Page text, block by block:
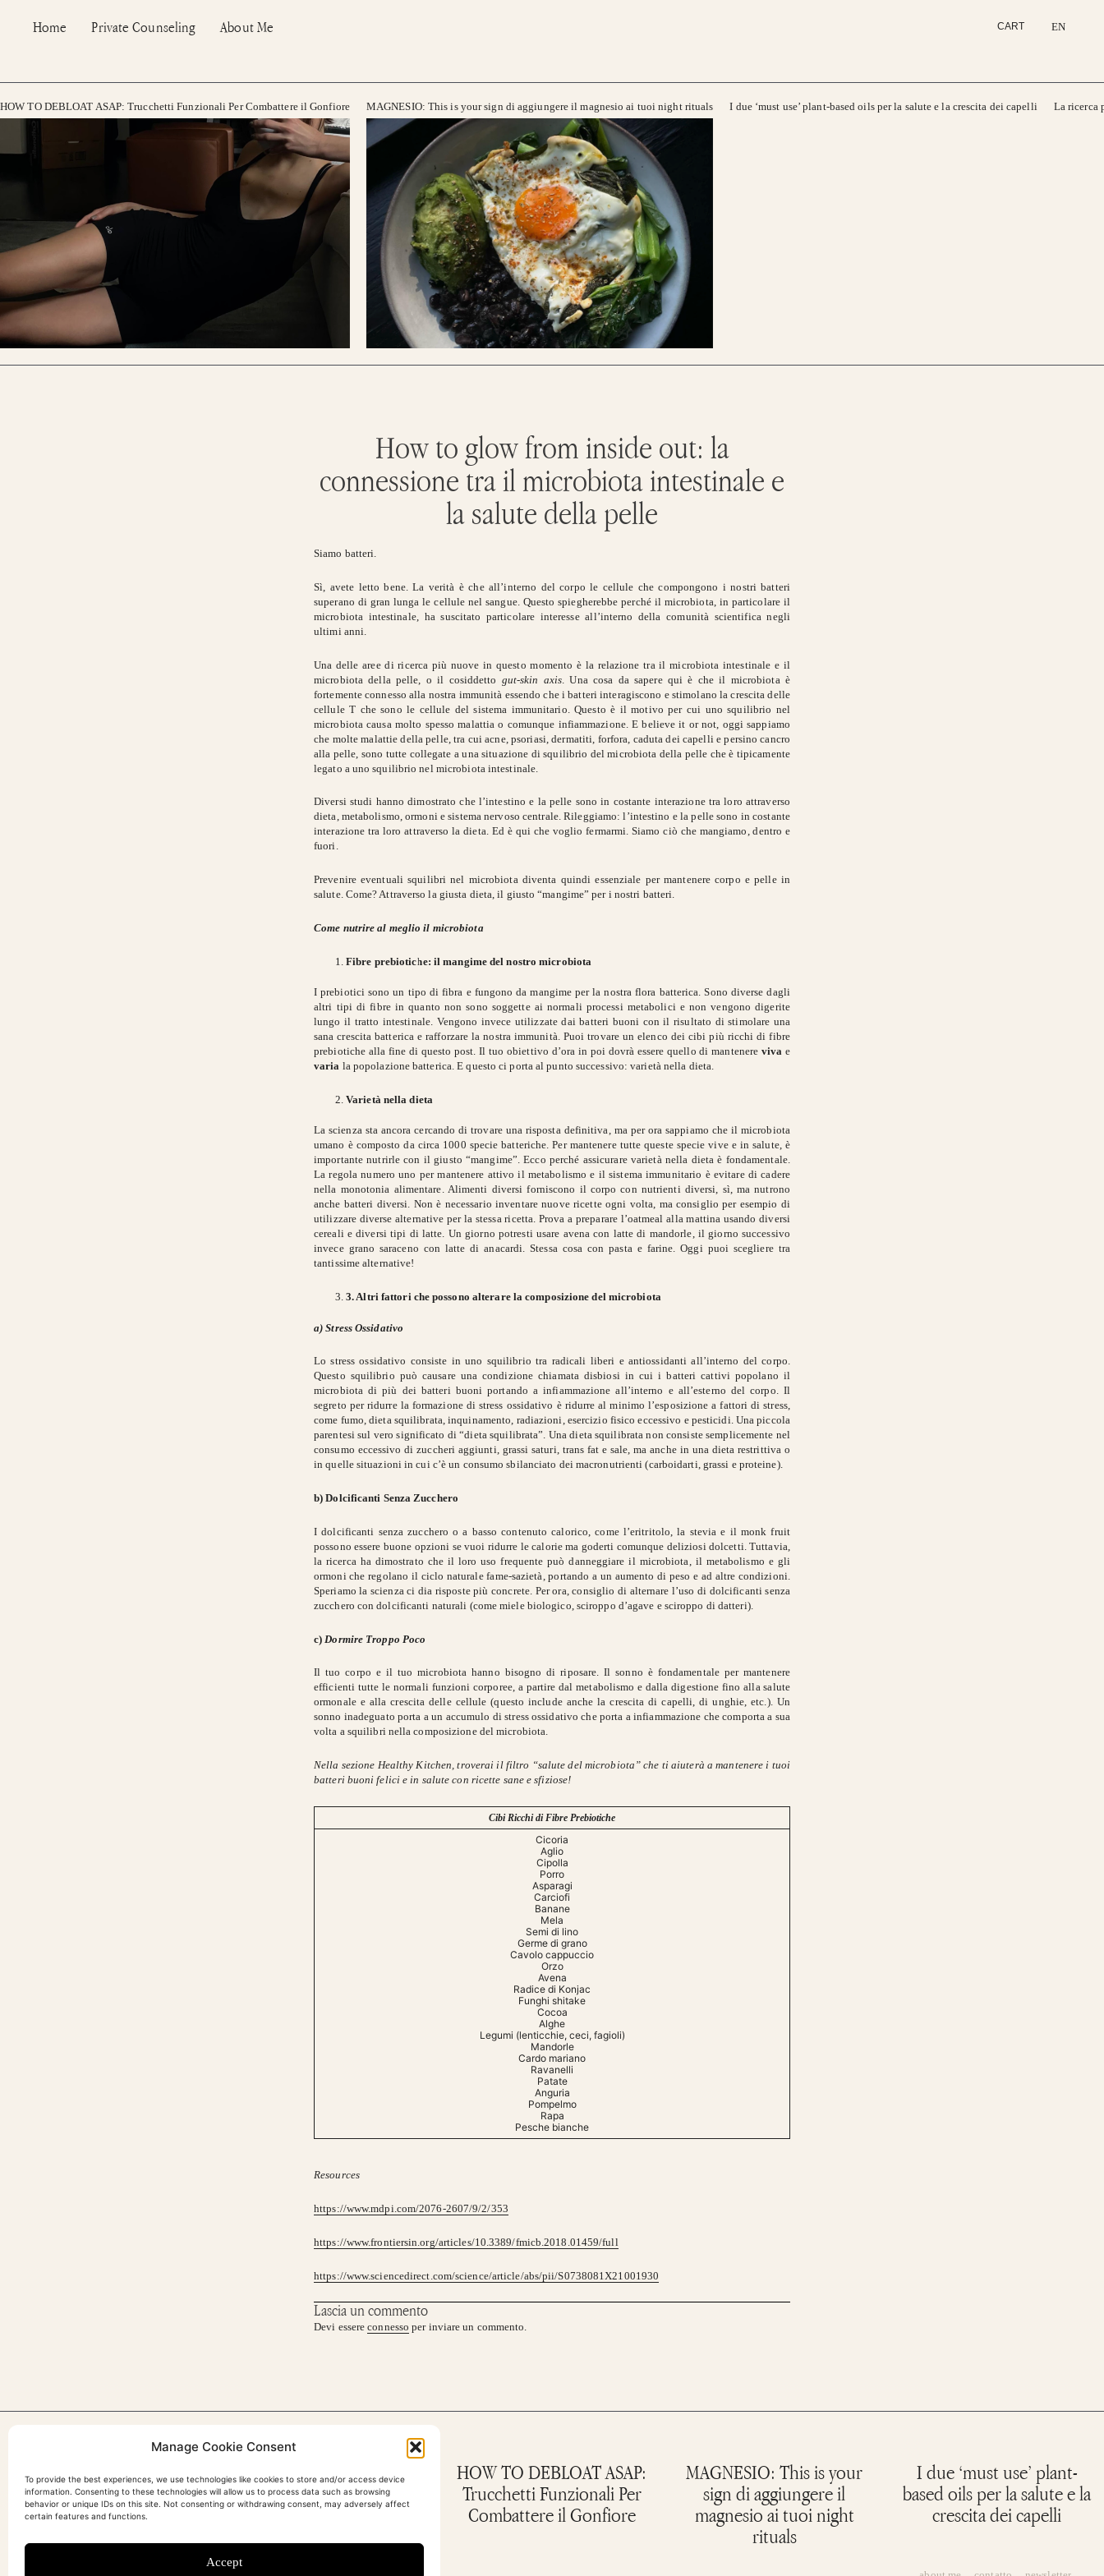
Manage Cookie Consent
To provide the best experiences, we use technologies like cookies to store and/or access device
information. Consenting to these technologies will allow us to process data such as browsing
behavior or unique IDs on this site. Not consenting or withdrawing consent, may adversely affect
certain features and functions.
Accept
Home Private Counseling About Me CART EN
HOW TO DEBLOAT ASAP: Trucchetti Funzionali Per Combattere il Gonfiore MAGNESIO: This is your sign di aggiungere il magnesio ai tuoi night rituals I due ‘must use’ plant-based oils per la salute e la crescita dei capelli La ricerca
How to glow from inside out: la
connessione tra il microbiota intestinale e
la salute della pelle
Siamo batteri.
Sì, avete letto bene. La verità è che all’interno del corpo le cellule che compongono i nostri batteri
superano di gran lunga le cellule nel sangue. Questo spiegherebbe perché il microbiota, in particolare il
microbiota intestinale, ha suscitato particolare interesse all’interno della comunità scientifica negli
ultimi anni.
Una delle aree di ricerca più nuove in questo momento è la relazione tra il microbiota intestinale e il
microbiota della pelle, o il cosiddetto gut-skin axis . Una cosa da sapere qui è che il microbiota è
fortemente connesso alla nostra immunità essendo che i batteri interagiscono e stimolano la crescita delle
cellule T che sono le cellule del sistema immunitario. Questo è il motivo per cui uno squilibrio nel
microbiota causa molto spesso malattia o comunque infiammazione. E believe it or not, oggi sappiamo
che molte malattie della pelle, tra cui acne, psoriasi, dermatiti, forfora, caduta dei capelli e persino cancro
alla pelle, sono tutte collegate a una situazione di squilibrio del microbiota della pelle che è tipicamente
legato a uno squilibrio nel microbiota intestinale.
Diversi studi hanno dimostrato che l’intestino e la pelle sono in costante interazione tra loro attraverso
dieta, metabolismo, ormoni e sistema nervoso centrale. Rileggiamo: l’intestino e la pelle sono in costante
interazione tra loro attraverso la dieta. Ed è qui che voglio fermarmi. Siamo ciò che mangiamo, dentro e
fuori.
Prevenire eventuali squilibri nel microbiota diventa quindi essenziale per mantenere corpo e pelle in
salute. Come? Attraverso la giusta dieta, il giusto “mangime” per i nostri batteri.
Come nutrire al meglio il microbiota
Fibre prebiotiche: il mangime del nostro microbiota
I prebiotici sono un tipo di fibra e fungono da mangime per la nostra flora batterica. Sono diverse dagli
altri tipi di fibre in quanto non sono soggette ai normali processi metabolici e non vengono digerite
lungo il tratto intestinale. Vengono invece utilizzate dai batteri buoni con il risultato di stimolare una
sana crescita batterica e rafforzare la nostra immunità. Puoi trovare un elenco dei cibi più ricchi di fibre
prebiotiche alla fine di questo post. Il tuo obiettivo d’ora in poi dovrà essere quello di mantenere viva e
varia la popolazione batterica. E questo ci porta al punto successivo: varietà nella dieta.
Varietà nella dieta
La scienza sta ancora cercando di trovare una risposta definitiva, ma per ora sappiamo che il microbiota
umano è composto da circa 1000 specie batteriche. Per mantenere tutte queste specie vive e in salute, è
importante nutrirle con il giusto “mangime”. Ecco perché assicurare varietà nella dieta è fondamentale.
La regola numero uno per mantenere attivo il metabolismo e il sistema immunitario è evitare di cadere
nella monotonia alimentare. Alimenti diversi forniscono il corpo con nutrienti diversi, sì, ma nutrono
anche batteri diversi. Non è necessario inventare nuove ricette ogni volta, ma consiglio per esempio di
utilizzare diverse alternative per la stessa ricetta. Prova a preparare l’oatmeal alla mattina usando diversi
cereali e diversi tipi di latte. Un giorno potresti usare avena con latte di mandorle, il giorno successivo
invece grano saraceno con latte di anacardi. Stessa cosa con pasta e farine. Oggi puoi scegliere tra
tantissime alternative!
3. Altri fattori che possono alterare la composizione del microbiota
a) Stress Ossidativo
Lo stress ossidativo consiste in uno squilibrio tra radicali liberi e antiossidanti all’interno del corpo.
Questo squilibrio può causare una condizione chiamata disbiosi in cui i batteri cattivi popolano il
microbiota di più dei batteri buoni portando a infiammazione all’interno e all’esterno del corpo. Il
segreto per ridurre la formazione di stress ossidativo è ridurre al minimo l’esposizione a fattori di stress,
come fumo, dieta squilibrata, inquinamento, radiazioni, esercizio fisico eccessivo e pesticidi. Una piccola
parentesi sul vero significato di “dieta squilibrata”. Una dieta squilibrata non consiste semplicemente nel
consumo eccessivo di zuccheri aggiunti, grassi saturi, trans fat e sale, ma anche in una dieta restrittiva o
in quelle situazioni in cui c’è un consumo sbilanciato dei macronutrienti (carboidarti, grassi e proteine).
b) Dolcificanti Senza Zucchero
I dolcificanti senza zucchero o a basso contenuto calorico, come l’eritritolo, la stevia e il monk fruit
possono essere buone opzioni se vuoi ridurre le calorie ma goderti comunque deliziosi dolcetti. Tuttavia,
la ricerca ha dimostrato che il loro uso frequente può danneggiare il microbiota, il metabolismo e gli
ormoni che regolano il ciclo naturale fame-sazietà, portando a un aumento di peso e ad altre condizioni.
Speriamo la scienza ci dia risposte più concrete. Per ora, consiglio di alternare l’uso di dolcificanti senza
zucchero con dolcificanti naturali (come miele biologico, sciroppo d’agave e sciroppo di datteri).
c) Dormire Troppo Poco
Il tuo corpo e il tuo microbiota hanno bisogno di riposare. Il sonno è fondamentale per mantenere
efficienti tutte le normali funzioni corporee, a partire dal metabolismo e dalla digestione fino alla salute
ormonale e alla crescita delle cellule (questo include anche la crescita di capelli, di unghie, etc.). Un
sonno inadeguato porta a un accumulo di stress ossidativo che porta a infiammazione che comporta a sua
volta a squilibri nella composizione del microbiota.
Nella sezione Healthy Kitchen, troverai il filtro “salute del microbiota” che ti aiuterà a mantenere i tuoi
batteri buoni felici e in salute con ricette sane e sfiziose!
Cibi Ricchi di Fibre Prebiotiche
Cicoria
Aglio
Cipolla
Porro
Asparagi
Carciofi
Banane
Mela
Semi di lino
Germe di grano
Cavolo cappuccio
Orzo
Avena
Radice di Konjac
Funghi shitake
Cocoa
Alghe
Legumi (lenticchie, ceci, fagioli)
Mandorle
Cardo mariano
Ravanelli
Patate
Anguria
Pompelmo
Rapa
Pesche bianche
Resources
https://www.mdpi.com/2076-2607/9/2/353
https://www.frontiersin.org/articles/10.3389/fmicb.2018.01459/full
https://www.sciencedirect.com/science/article/abs/pii/S0738081X21001930
Lascia un commento
Devi essereconnesso per inviare un commento.
Sonnolenza da cambio di
stagione? I Got You!￼
How To Boost Your Sleep
And Feel At Best
HOW TO DEBLOAT ASAP:
Trucchetti Funzionali Per
Combattere il Gonfiore
MAGNESIO: This is your
sign di aggiungere il
magnesio ai tuoi night
rituals
I due ‘must use’ plant-
based oils per la salute e la
crescita dei capelli